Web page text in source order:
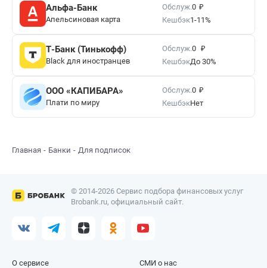
Альфа-Банк
Апельсиновая карта
Обслуж.0 ₽
Кешбэк1-11%
Т-Банк (Тинькофф)
Black для иностранцев
Обслуж.0 ₽
КешбэкДо 30%
ООО «КАПИБАРА»
Плати по миру
Обслуж.0 ₽
КешбэкНет
Главная Банки Для подписок
© 2014-2026 Сервис подбора финансовых услуг
Brobank.ru, официальный сайт.
О сервисе СМИ о нас